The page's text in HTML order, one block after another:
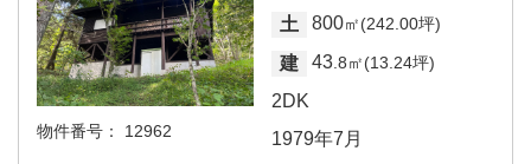
物件番号： 12962
土
800㎡(242.00坪)
建 43 .8㎡(13.24坪)
2DK
1979年7月